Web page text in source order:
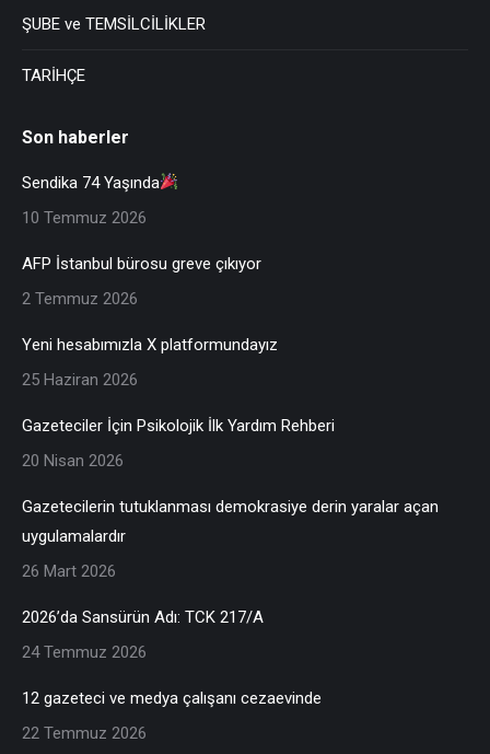
ŞUBE ve TEMSİLCİLİKLER
TARİHÇE
Son haberler
Sendika 74 Yaşında
10 Temmuz 2026
AFP İstanbul bürosu greve çıkıyor
2 Temmuz 2026
Yeni hesabımızla X platformundayız
25 Haziran 2026
Gazeteciler İçin Psikolojik İlk Yardım Rehberi
20 Nisan 2026
Gazetecilerin tutuklanması demokrasiye derin yaralar açan
uygulamalardır
26 Mart 2026
2026’da Sansürün Adı: TCK 217/A
24 Temmuz 2026
12 gazeteci ve medya çalışanı cezaevinde
22 Temmuz 2026